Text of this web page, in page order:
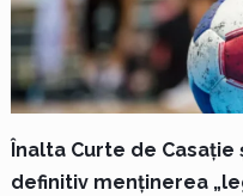
Înalta Curte de Casație
definitiv menținerea